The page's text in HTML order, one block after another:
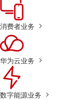
消费者业务
华为云业务
数字能源业务